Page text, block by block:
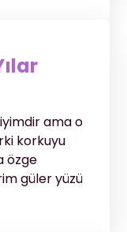
ama o
korkuyu
özge
güler yüzü